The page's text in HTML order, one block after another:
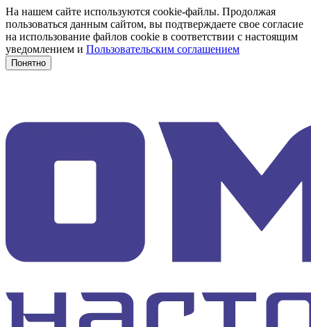
На нашем сайте используются cookie-файлы. Продолжая
пользоваться данным сайтом, вы подтверждаете свое согласие
на использование файлов cookie в соответствии с настоящим
уведомлением и Пользовательским соглашением
Понятно